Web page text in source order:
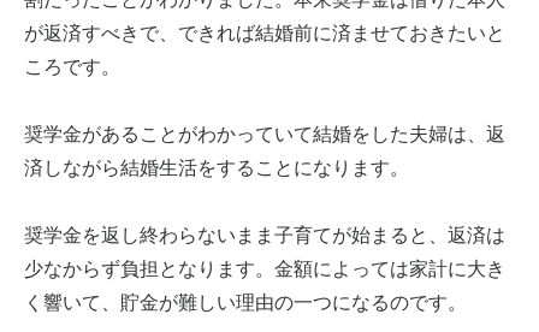
が返済すべきで、できれば結婚前に済ませておきたいと
ころです。
奨学金があることがわかっていて結婚をした夫婦は、返
済しながら結婚生活をすることになります。
奨学金を返し終わらないまま子育てが始まると、返済は
少なからず負担となります。金額によっては家計に大き
く響いて、貯金が難しい理由の一つになるのです。